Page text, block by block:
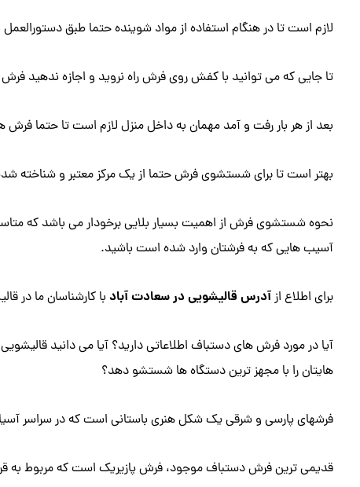
لازم است تا در هنگام استفاده از مواد شوینده حتما طبق
تا جایی که می توانید با کفش روی فرش راه نروید و اجازه ندهید
بعد از هر بار رفت و آمد مهمان به داخل منزل لازم است تا حتما فرش
بهتر است تا برای شستشوی فرش حتما از یک مرکز معتبر و شناخته
نحوه شستشوی فرش از اهمیت بسیار بلایی برخودار می باشد که
آسیب هایی که به فرشتان وارد شده است باشید.
برای اطلاع ازآدرس قالیشویی در سعادت آباد با کارشناسان ما در
آیا در مورد فرش های دستباف اطلاعاتی دارید؟ آیا می دانید
هایتان را با مجهز ترین دستگاه ها شستشو دهد؟
فرشهای پارسی و شرقی یک شکل هنری باستانی است که در سراسر آسیای
قدیمی ترین فرش دستباف موجود، فرش پازیریک است که مربوط به قرن 5 قبل از میلاد